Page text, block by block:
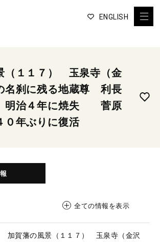
ENGLISH
（１１７） 玉泉寺（金
刹に残る地蔵尊 利長
明治４年に焼失 菅原
年ぶりに復活
全ての情報を表示
加賀藩の風景（１１７） 玉泉寺（金沢